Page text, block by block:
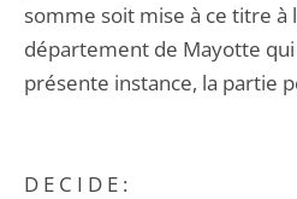
somme soit mise à ce titre à
département de Mayotte qui
présente instance, la partie
D E C I D E :